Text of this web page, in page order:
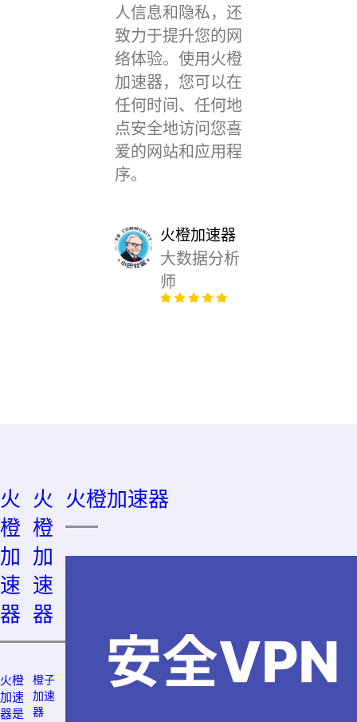
人信息和隐私，还
致力于提升您的网
络体验。使用火橙
加速器，您可以在
任何时间、任何地
点安全地访问您喜
爱的网站和应用程
序。
火橙加速器
大数据分析
师
火
橙
加
速
器
火橙
加速
器是
火
橙
加
速
器
橙子
加速
器
火橙加速器